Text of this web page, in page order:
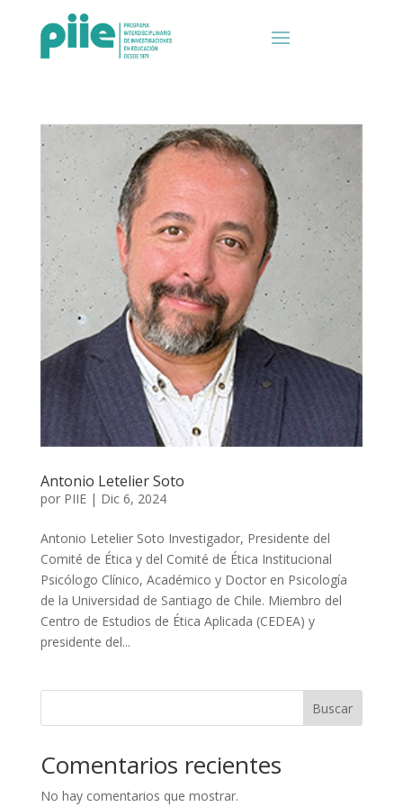
Antonio Letelier Soto
por PIIE| Dic 6, 2024
Antonio Letelier Soto Investigador, Presidente del
Comité de Ética y del Comité de Ética Institucional
Psicólogo Clínico, Académico y Doctor en Psicología
de la Universidad de Santiago de Chile. Miembro del
Centro de Estudios de Ética Aplicada (CEDEA) y
presidente del...
Buscar
Comentarios recientes
No hay comentarios que mostrar.